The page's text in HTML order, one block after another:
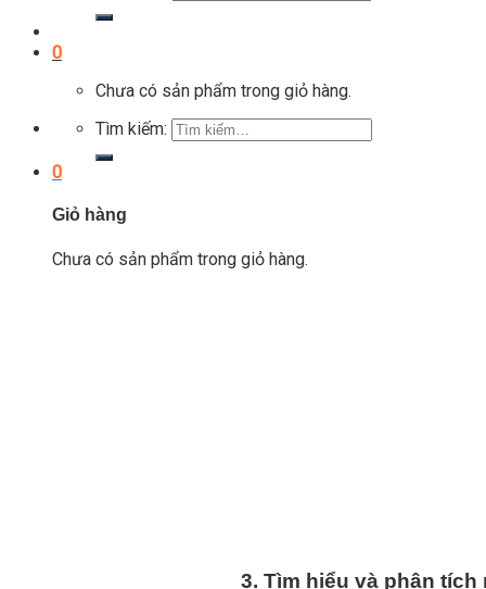
0
Chưa có sản phẩm trong giỏ hàng.
Tìm kiếm:
0
Giỏ hàng
Chưa có sản phẩm trong giỏ hàng.
3. Tìm hiểu và phân